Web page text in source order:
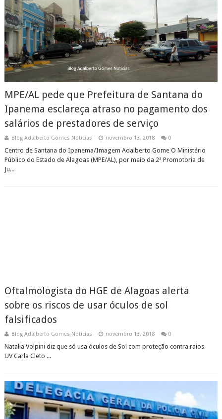
MPE/AL pede que Prefeitura de Santana do
Ipanema esclareça atraso no pagamento dos
salários de prestadores de serviço
Blog Adalberto Gomes Noticias novembro 13, 2018 0
Centro de Santana do Ipanema/Imagem Adalberto Gome O Ministério
Público do Estado de Alagoas (MPE/AL), por meio da 2ª Promotoria de
Ju...
Oftalmologista do HGE de Alagoas alerta
sobre os riscos de usar óculos de sol
falsificados
Blog Adalberto Gomes Noticias novembro 13, 2018 0
Natalia Volpini diz que só usa óculos de Sol com proteção contra raios
UV Carla Cleto ...